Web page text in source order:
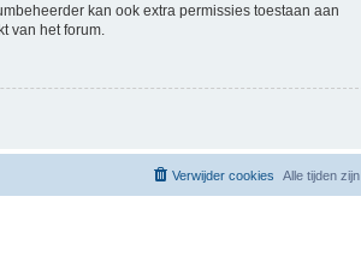
kan ook extra permissies toestaan aan
van het forum.
Alle tijden zijn
Verwijder cookies